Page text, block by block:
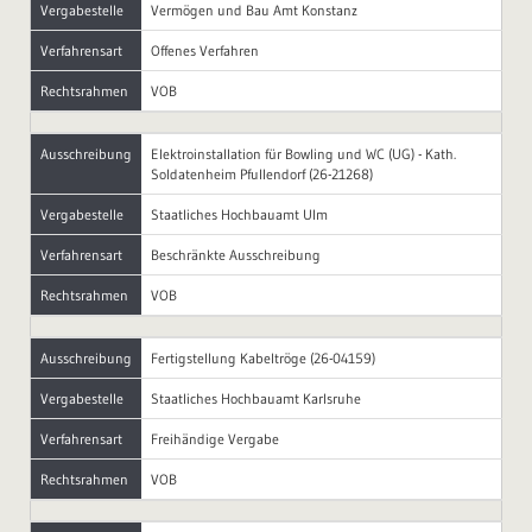
Vergabestelle Vermögen und Bau Amt Konstanz
Verfahrensart Offenes Verfahren
Rechtsrahmen VOB
Ausschreibung
Elektroinstallation für Bowling und WC (UG) - Kath.
Soldatenheim Pfullendorf (26-21268)
Vergabestelle Staatliches Hochbauamt Ulm
Verfahrensart Beschränkte Ausschreibung
Rechtsrahmen VOB
Ausschreibung Fertigstellung Kabeltröge (26-04159)
Vergabestelle Staatliches Hochbauamt Karlsruhe
Verfahrensart Freihändige Vergabe
Rechtsrahmen VOB